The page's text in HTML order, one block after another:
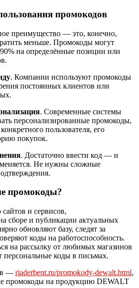
промокодов
преимущество — это, конечно,
меньше. Промокоды могут
на определённые позиции или
. Компании используют промокоды
постоянных клиентов или
. Современные системы
персонализированные промокоды,
пользователя, его
покупок.
. Достаточно ввести код — и
Не нужны сложные
промокоды?
и сервисов,
сборе и публикации актуальных
обновляют базу, следят за
коды на работоспособность.
на рассылку от любимых магазинов
коды в письмах.
— riaderbent.ru/promokody-dewalt.html,
промокоды на продукцию DEWALT